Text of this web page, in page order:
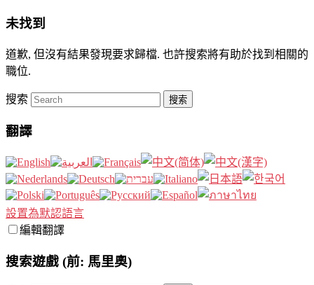
未找到
道歉, 但沒有結果發現要求歸檔. 也許搜索將有助於找到相關的
職位.
搜索
翻譯
設置為默認語言
編輯翻譯
搜索遊戲 (前: 馬里奧)